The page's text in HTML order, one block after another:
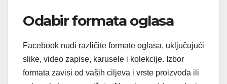
Odabir formata oglasa
Facebook nudi različite formate oglasa, uključujući
slike, video zapise, karusele i kolekcije. Izbor
formata zavisi od vaših ciljeva i vrste proizvoda ili